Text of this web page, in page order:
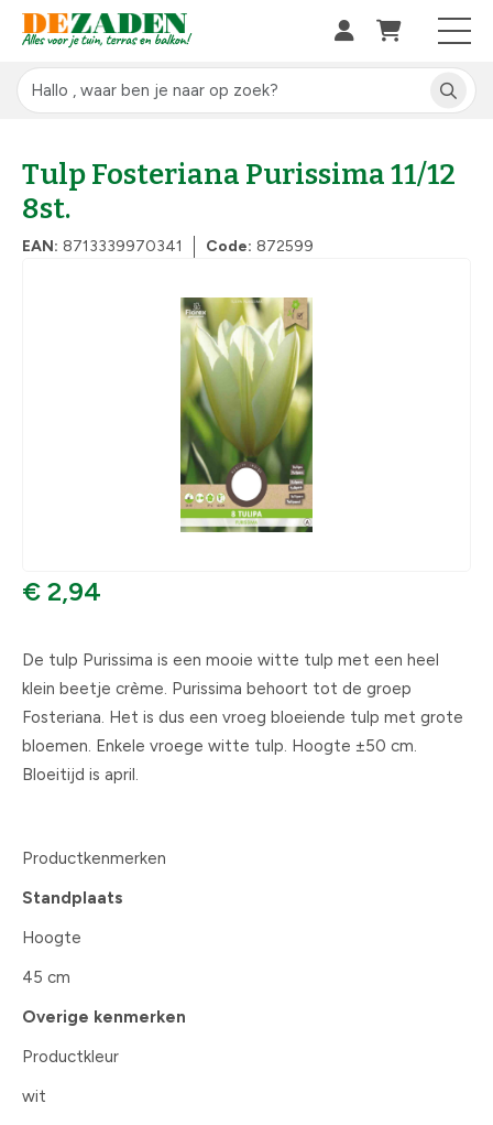
Tulp Fosteriana Purissima 11/12
8st.
EAN: 8713339970341 Code: 872599
€ 2,94
De tulp Purissima is een mooie witte tulp met een heel
klein beetje crème. Purissima behoort tot de groep
Fosteriana. Het is dus een vroeg bloeiende tulp met grote
bloemen. Enkele vroege witte tulp. Hoogte ±50 cm.
Bloeitijd is april.
Productkenmerken
Standplaats
Hoogte
45 cm
Overige kenmerken
Productkleur
wit